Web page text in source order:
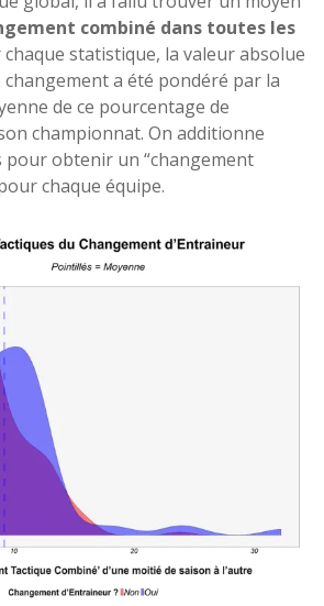
combiné dans toutes les
chaque statistique, la valeur absolue
a été pondéré par la
de ce pourcentage de
championnat. On additionne
pour obtenir un “changement
chaque équipe.